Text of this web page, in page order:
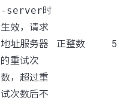
-server时
生效，请求
地址服务器
的重试次
数，超过重
试次数后不
正整数 5